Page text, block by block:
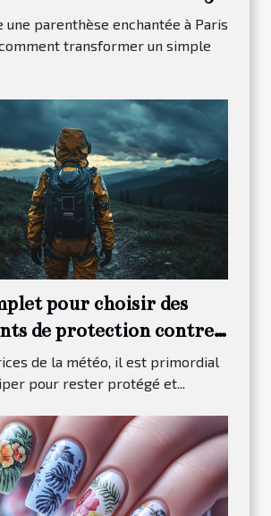
13
une parenthèse enchantée à Paris
transformer un simple
pour choisir des
de protection contre
de la météo, il est primordial
pour rester protégé et...